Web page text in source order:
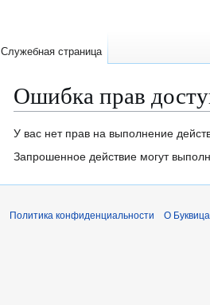
Ошибка прав
Перейти
к
Перейти
к
У вас нет прав на выполнение
Запрошенное действие могут
Служебная страница
Политика конфиденциальности О Буквица